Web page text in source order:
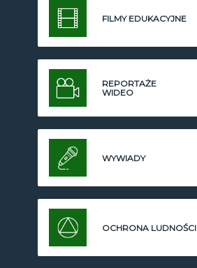
FILMY EDUKACYJNE
REPORTAŻE
WIDEO
WYWIADY
OCHRONA LUDNOŚCI